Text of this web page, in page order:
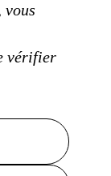
vous
vérifier